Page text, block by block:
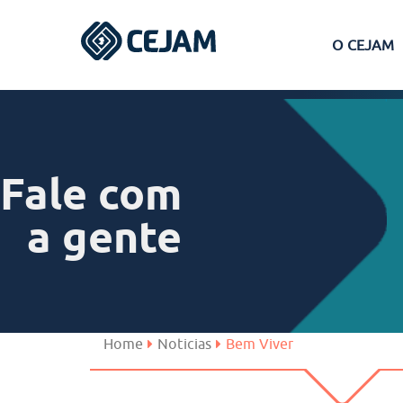
O CEJAM
Ferraz de Vasconcelos
São José dos Campos
Fale com
a gente
Home Noticias Bem Viver